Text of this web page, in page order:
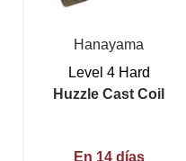
Hanayama
Level 4 Hard
Huzzle Cast Coil
En 14 días